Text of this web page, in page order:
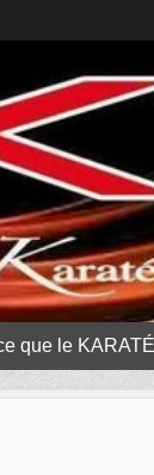
que le